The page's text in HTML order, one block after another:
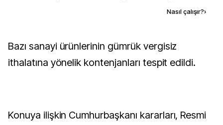
Nasıl çalışır?›
Bazı sanayi ürünlerinin gümrük vergisiz
ithalatına yönelik kontenjanları tespit edildi.
Konuya ilişkin Cumhurbaşkanı kararları, Resmi